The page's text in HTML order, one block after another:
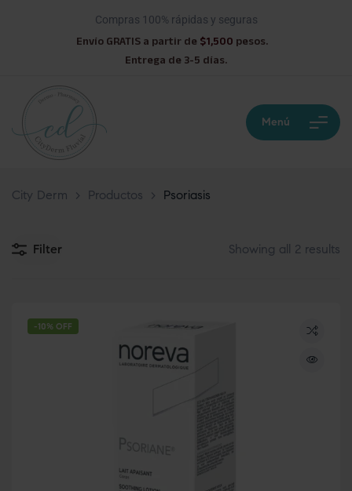
Compras 100% rápidas y seguras
Envío GRATIS a partir de $1,500 pesos.
Entrega de 3-5 días.
Menú
City Derm > Productos > Psoriasis
Filter Showing all 2 results
-10% OFF